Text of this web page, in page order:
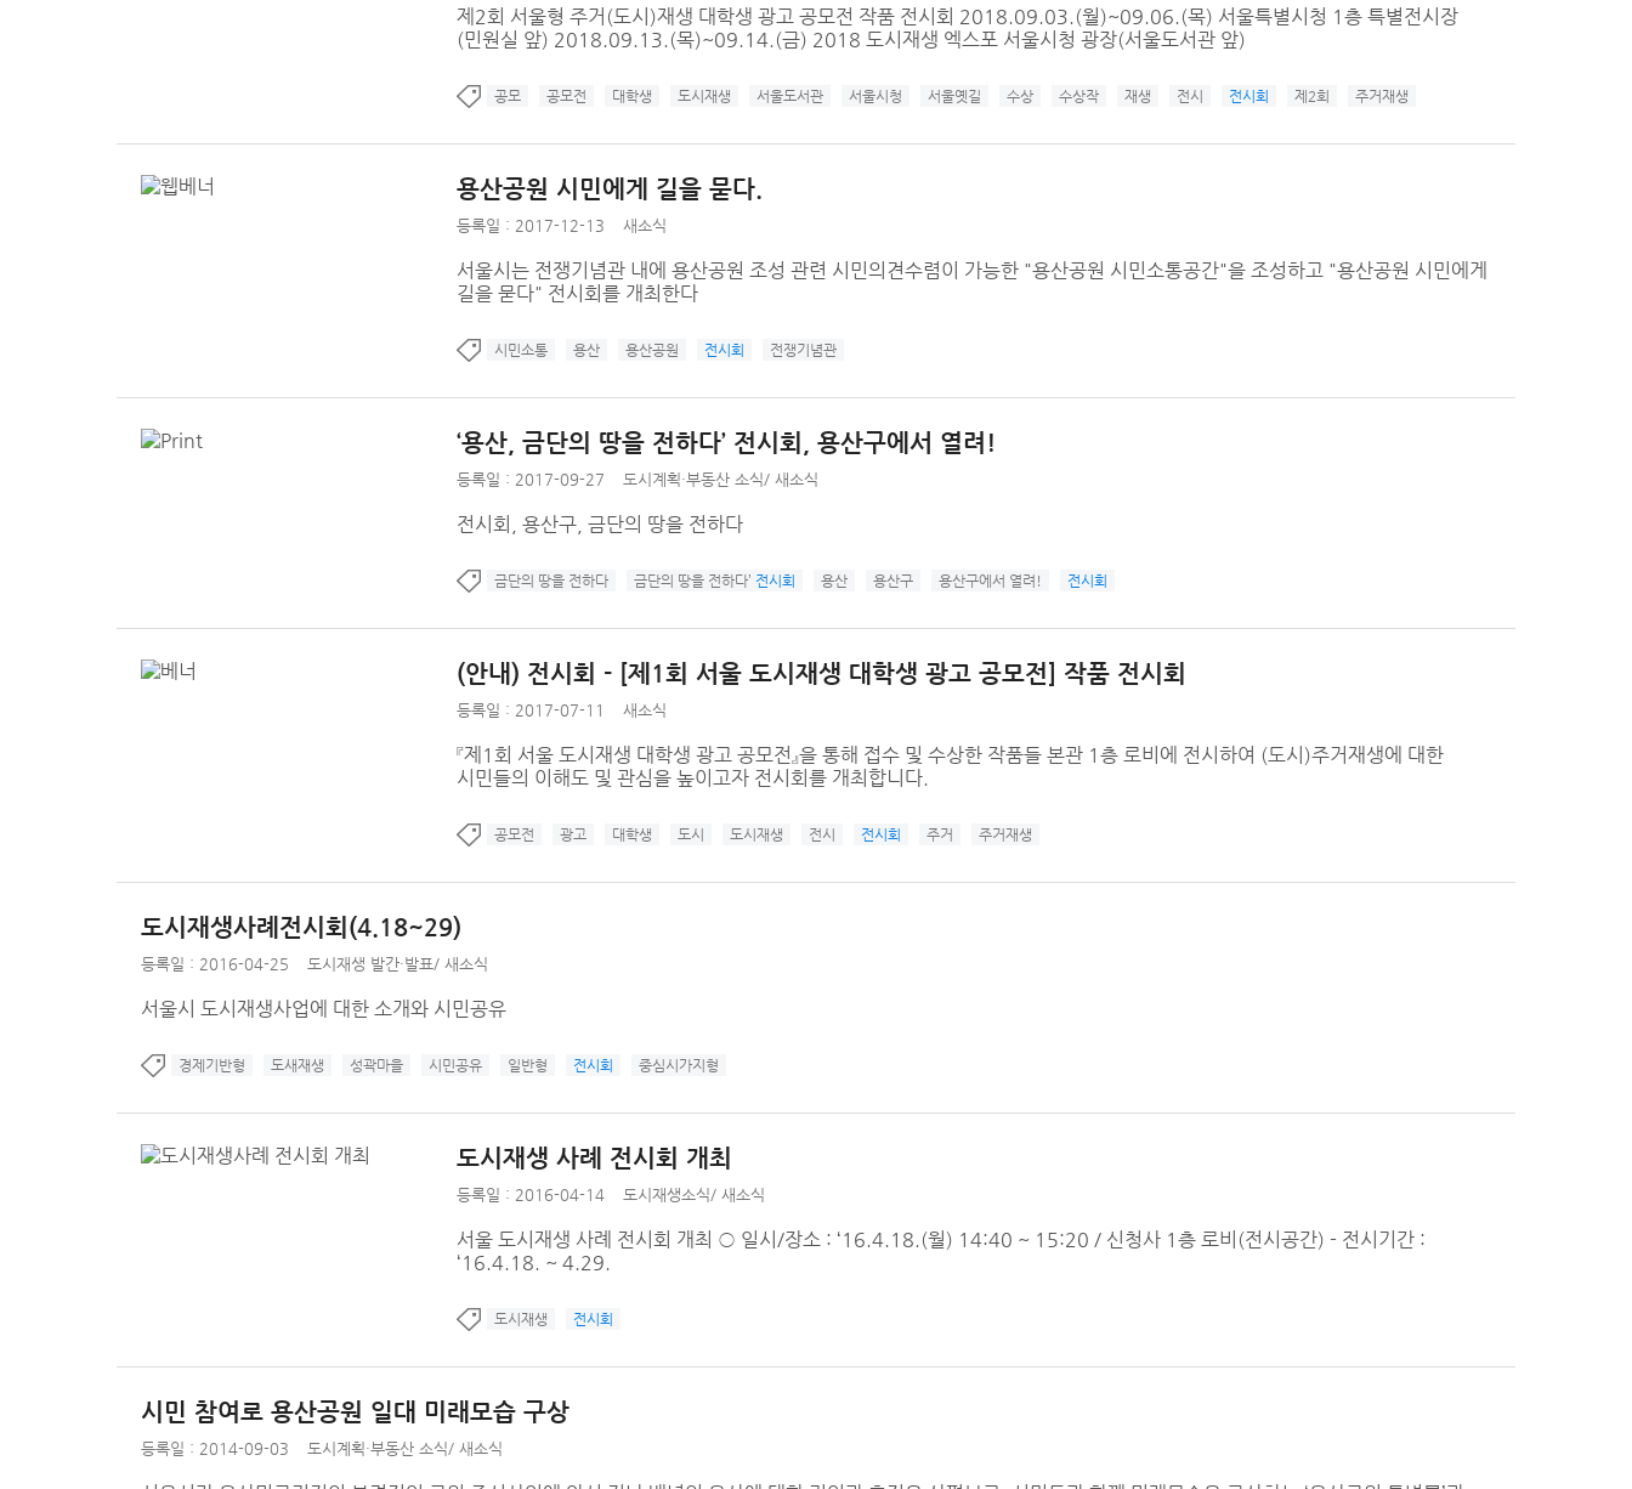
제2회 서울형 주거(도시)재생 대학생 광고 공모전 작품 전시회 2018.09.03.(월)~09.06.(목) 서울특별시청 1층 특별전시장
(민원실 앞) 2018.09.13.(목)~09.14.(금) 2018 도시재생 엑스포 서울시청 광장(서울도서관 앞)
공모 공모전 대학생 도시재생 서울도서관 서울시청 서울옛길 수상 수상작 재생 전시 전시회 제2회 주거재생
용산공원 시민에게 길을 묻다.
등록일 : 2017-12-13 새소식
서울시는 전쟁기념관 내에 용산공원 조성 관련 시민의견수렴이 가능한 "용산공원 시민소통공간"을 조성하고 "용산공원 시민에게
길을 묻다" 전시회를 개최한다
시민소통 용산 용산공원 전시회 전쟁기념관
‘용산, 금단의 땅을 전하다’ 전시회, 용산구에서 열려!
등록일 : 2017-09-27 도시계획·부동산 소식/ 새소식
전시회, 용산구, 금단의 땅을 전하다
금단의 땅을 전하다 금단의 땅을 전하다’ 전시회 용산 용산구 용산구에서 열려! 전시회
(안내) 전시회 - [제1회 서울 도시재생 대학생 광고 공모전] 작품 전시회
등록일 : 2017-07-11 새소식
『제1회 서울 도시재생 대학생 광고 공모전』을 통해 접수 및 수상한 작품들 본관 1층 로비에 전시하여 (도시)주거재생에 대한
시민들의 이해도 및 관심을 높이고자 전시회를 개최합니다.
공모전 광고 대학생 도시 도시재생 전시 전시회 주거 주거재생
도시재생사례전시회(4.18~29)
등록일 : 2016-04-25 도시재생 발간·발표/ 새소식
서울시 도시재생사업에 대한 소개와 시민공유
경제기반형 도새재생 성곽마을 시민공유 일반형 전시회 중심시가지형
도시재생 사례 전시회 개최
등록일 : 2016-04-14 도시재생소식/ 새소식
서울 도시재생 사례 전시회 개최 ○ 일시/장소 : ‘16.4.18.(월) 14:40 ~ 15:20 / 신청사 1층 로비(전시공간) - 전시기간 :
‘16.4.18. ~ 4.29.
도시재생 전시회
시민 참여로 용산공원 일대 미래모습 구상
등록일 : 2014-09-03 도시계획·부동산 소식/ 새소식